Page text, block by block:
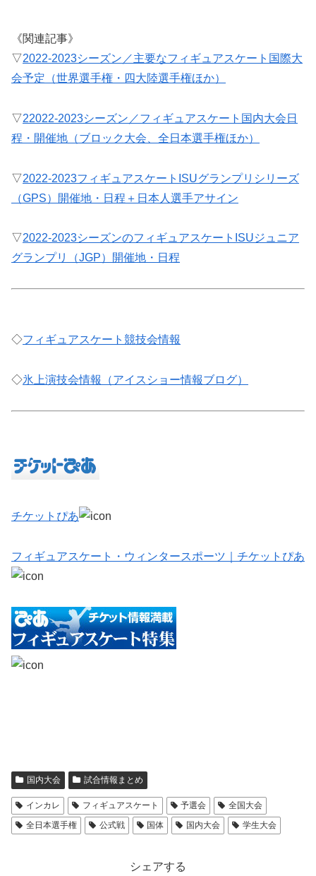
《関連記事》
▽2022-2023シーズン／主要なフィギュアスケート国際大
会予定（世界選手権・四大陸選手権ほか）
▽22022-2023シーズン／フィギュアスケート国内大会日
程・開催地（ブロック大会、全日本選手権ほか）
▽2022-2023フィギュアスケートISUグランプリシリーズ
（GPS）開催地・日程＋日本人選手アサイン
▽2022-2023シーズンのフィギュアスケートISUジュニア
グランプリ（JGP）開催地・日程
◇フィギュアスケート競技会情報
◇氷上演技会情報（アイスショー情報ブログ）
チケットぴあ
フィギュアスケート・ウィンタースポーツ｜チケットぴあ
国内大会 試合情報まとめ
インカレ フィギュアスケート 予選会
全国大会
全日本選手権
公式戦 国体 国内大会 学生大会
シェアする